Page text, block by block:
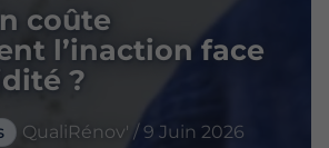
coûte
l’inaction face
?
QualiRénov' / 9 Juin 2026